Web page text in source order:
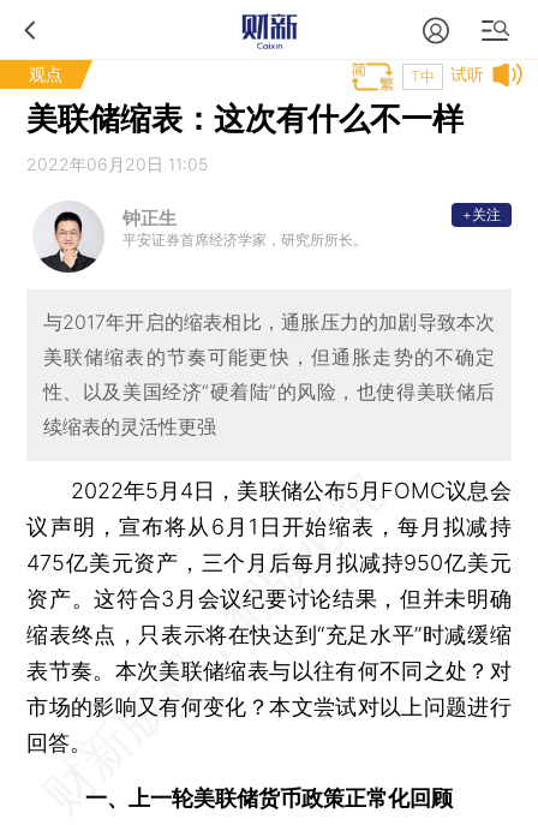
观点 试听
T中
美联储缩表：这次有什么不一样
2022年06月20日 11:05
钟正生
平安证券首席经济学家，研究所所长。
+关注
与2017年开启的缩表相比，通胀压力的加剧导致本次
美联储缩表的节奏可能更快，但通胀走势的不确定
性、以及美国经济“硬着陆”的风险，也使得美联储后
续缩表的灵活性更强
2022年5月4日，美联储公布5月FOMC议息会
议声明，宣布将从6月1日开始缩表，每月拟减持
475亿美元资产，三个月后每月拟减持950亿美元
资产。这符合3月会议纪要讨论结果，但并未明确
缩表终点，只表示将在快达到“充足水平”时减缓缩
表节奏。本次美联储缩表与以往有何不同之处？对
市场的影响又有何变化？本文尝试对以上问题进行
回答。
一、上一轮美联储货币政策正常化回顾